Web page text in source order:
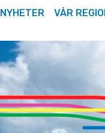
NYHETER VÅR